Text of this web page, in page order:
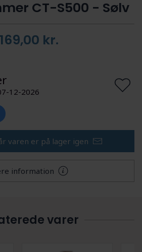
CT-S500 - Sølv
169,00 kr.
12-2026
varen er på lager igen
information
varer